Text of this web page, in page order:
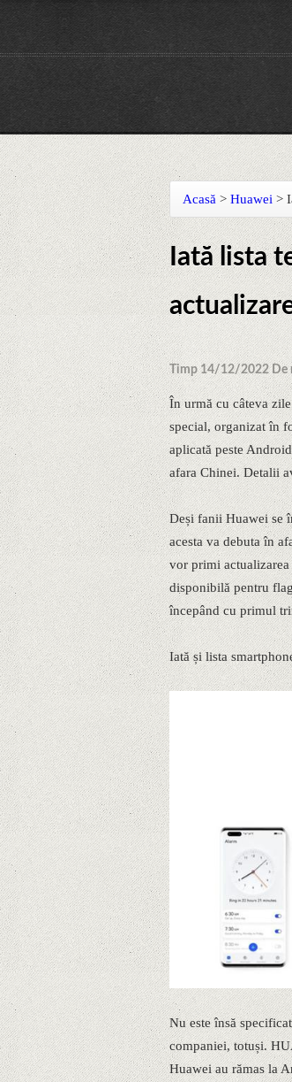
Acasă > Huawei >
Iată lista
Timp 14/12/2022 De
În urmă cu câteva
special, organizat în
aplicată peste
afara Chinei. Detalii
Deși fanii Huawei se
acesta va debuta în
vor primi
disponibilă pentru
începând cu primul
Iată și lista
Nu este însă
companiei, totuși.
Huawei au rămas la